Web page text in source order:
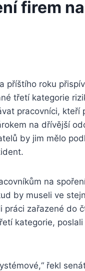
firem
příštího roku
třetí kategorie
pracovníci, kteří
na dřívější
by jim mělo
na
by museli ve
práci zařazené do
kategorie, poslali
řekl